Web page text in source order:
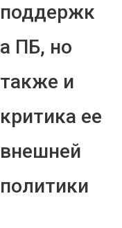
поддержк
а ПБ, но
также и
критика ее
внешней
политики